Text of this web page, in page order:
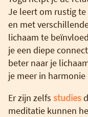
Je leert om rustig
en met
lichaam te
je een diepe
beter naar je
je meer in
Er zijn zelfs studies
meditatie kunnen